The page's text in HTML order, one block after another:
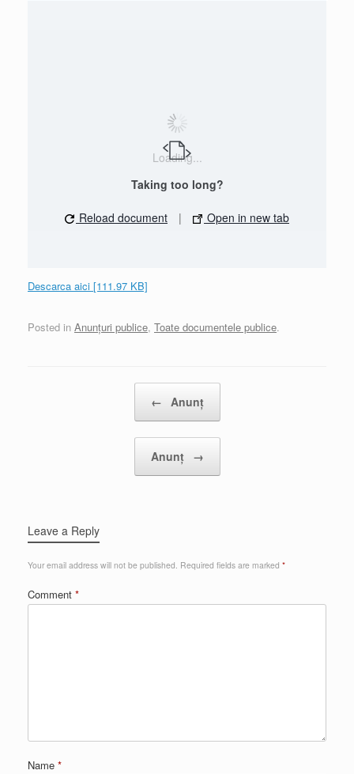
Loading...
Taking too long?
Reload document | Open in new tab
Descarca aici [111.97 KB]
Posted in Anunțuri publice, Toate documentele publice.
← Anunț
Anunț →
Leave a Reply
Your email address will not be published. Required fields are marked *
Comment *
Name *